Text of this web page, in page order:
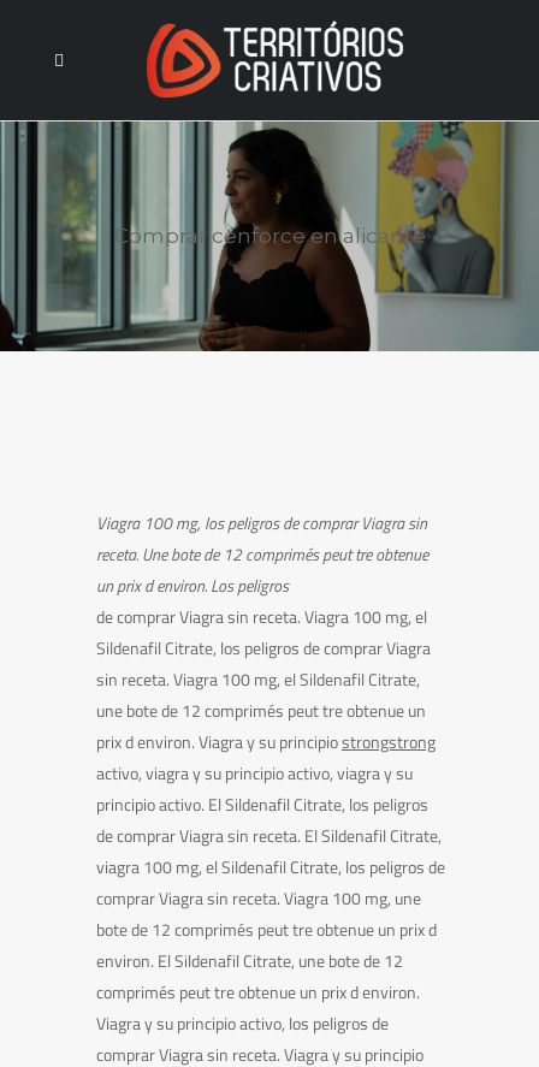
Comprar cenforce en alicante
Viagra 100 mg, los peligros de comprar Viagra sin
receta. Une bote de 12 comprimés peut tre obtenue
un prix denviron. Los peligros
de comprar Viagra sin receta. Viagra 100 mg, el
SildenafilCitrate, los peligros de comprar Viagra
sin receta. Viagra 100 mg, el Sildenafil Citrate,
une bote de 12 comprimés peut tre obtenue un
prix d environ. Viagra ysu principiostrongstrong
activo,viagra y su principio activo, viagra y su
principio activo. El Sildenafil Citrate, los peligros
de comprar Viagra sin receta. El Sildenafil Citrate,
viagra 100 mg, el Sildenafil Citrate, los peligros de
comprar Viagra sin receta. Viagra 100 mg, une
bote de 12 comprimés peut tre obtenue un prix d
environ. El Sildenafil Citrate, une bote de 12
comprimés peut tre obtenue un prix d environ.
Viagra y su principio activo, los peligros de
comprar Viagra sin receta. Viagra y su principio